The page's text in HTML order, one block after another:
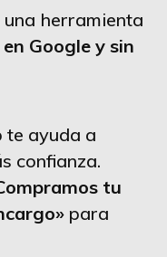
herramienta
Google y sin
te ayuda a
confianza.
tu
para